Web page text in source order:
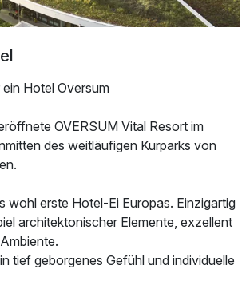
2 Kinder
p.P. ab 523,25 €
Hotel Oversum
OVERSUM Vital Resort im
des weitläufigen Kurparks von
wohl erste Hotel-Ei Europas. Einzigartig
architektonischer Elemente, exzellent
tief geborgenes Gefühl und individuelle